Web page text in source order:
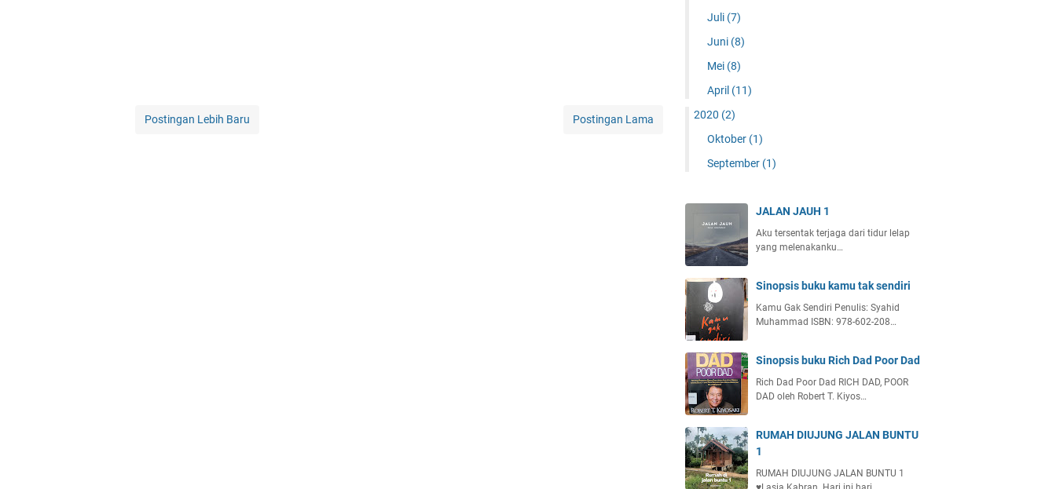
Postingan Lebih Baru Postingan Lama
Juli (7)
Juni (8)
Mei (8)
April (11)
2020 (2)
Oktober (1)
September (1)
JALAN JAUH 1
Aku tersentak terjaga dari tidur lelap
yang melenakanku…
Sinopsis buku kamu tak sendiri
Kamu Gak Sendiri Penulis: Syahid
Muhammad ISBN: 978-602-208…
Sinopsis buku Rich Dad Poor Dad
Rich Dad Poor Dad RICH DAD, POOR
DAD oleh Robert T. Kiyos…
RUMAH DIUJUNG JALAN BUNTU
1
RUMAH DIUJUNG JALAN BUNTU 1